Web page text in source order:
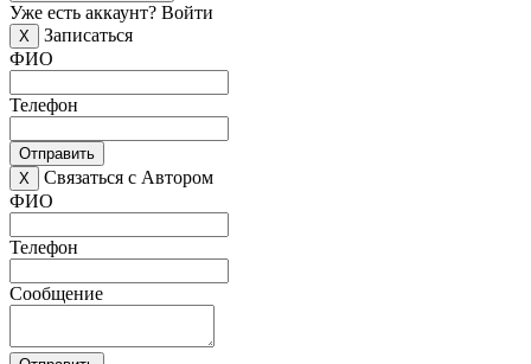
Уже есть аккаунт? Войти
X
Записаться
ФИО
Телефон
Отправить
X
Связаться с Автором
ФИО
Телефон
Сообщение